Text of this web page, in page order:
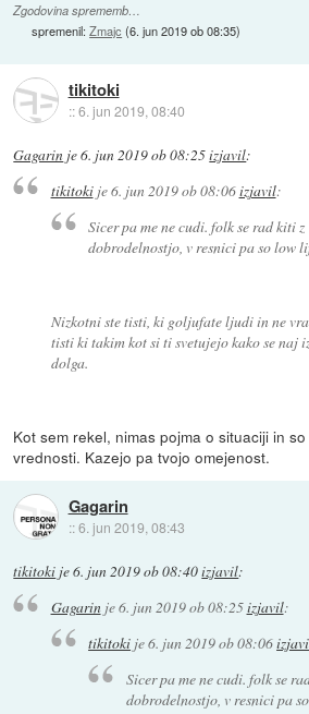
Zgodovina sprememb…
spremenil:Zmajc (6. jun 2019 ob 08:35)
tikitoki
::6. jun 2019, 08:40
Gagarin je6. jun 2019 ob 08:25izjavil:
tikitokije6. jun 2019 ob 08:06izjavil:
Sicer pa me ne cudi. folk se rad kiti z
dobrodelnostjo, v resnici pa so low
Nizkotni ste tisti, ki goljufate ljudi in ne
tisti ki takim kot si ti svetujejo kako se naj
dolga.
Kot sem rekel, nimas pojma o situaciji in
vrednosti. Kazejo pa tvojo omejenost.
Gagarin
::6. jun 2019, 08:43
tikitoki je6. jun 2019 ob 08:40izjavil:
Gagarinje6. jun 2019 ob 08:25izjavil:
tikitoki je6. jun 2019 ob 08:06
Sicer pa me ne cudi. folk se
dobrodelnostjo, v resnici pa